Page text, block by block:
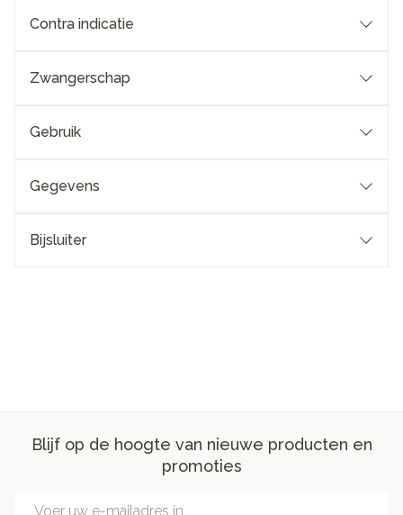
Contra indicatie
Zwangerschap
Gebruik
Gegevens
Bijsluiter
Blijf op de hoogte van nieuwe producten en
promoties